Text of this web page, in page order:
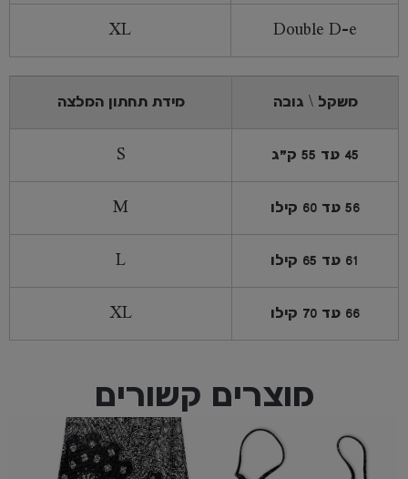
Double D-e
XL
משקל \ גובה מידת תחתון המלצה
45 עד 55 ק"ג S
56 עד 60 קילו M
61 עד 65 קילו L
66 עד 70 קילו XL
מוצרים קשורים